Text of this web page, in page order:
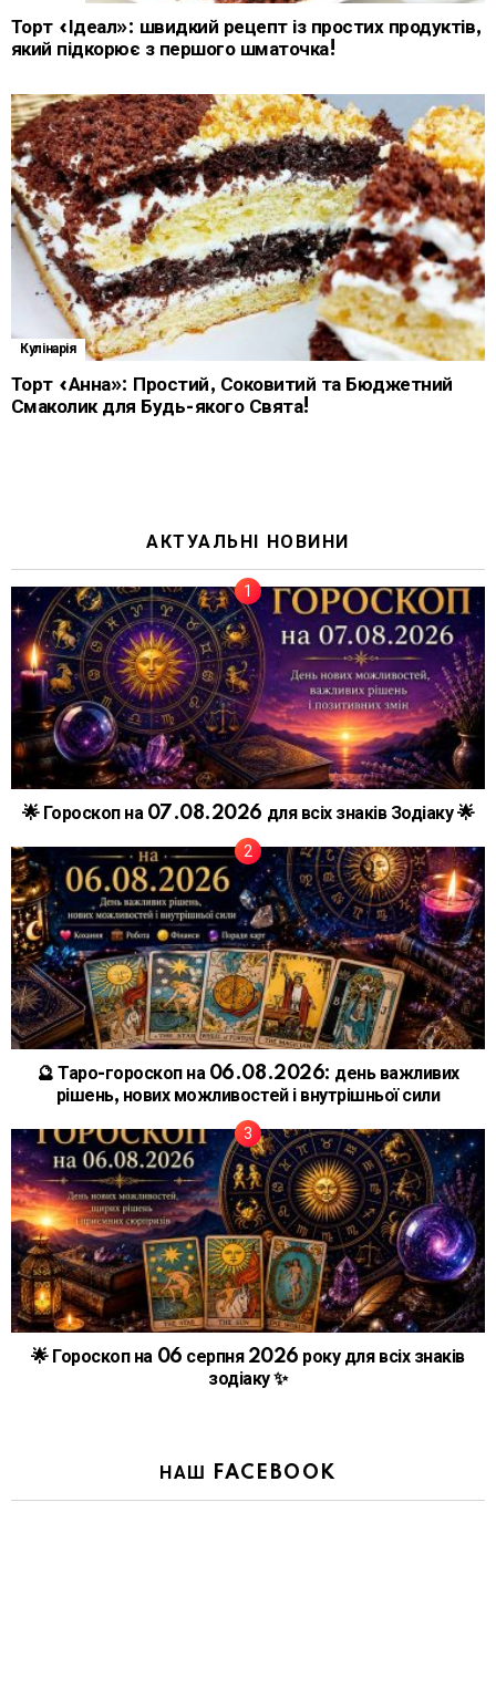
Торт «Ідеал»: швидкий рецепт із простих продуктів,
який підкорює з першого шматочка!
Кулінарія
Торт «Анна»: Простий, Соковитий та Бюджетний
Смаколик для Будь-якого Свята!
АКТУАЛЬНІ НОВИНИ
🌟 Гороскоп на 07.08.2026 для всіх знаків Зодіаку 🌟
🔮 Таро-гороскоп на 06.08.2026: день важливих
рішень, нових можливостей і внутрішньої сили
🌟 Гороскоп на 06 серпня 2026 року для всіх знаків
зодіаку ✨
НАШ FACEBOOK